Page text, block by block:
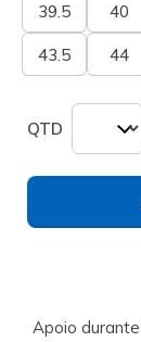
39.5 40
43.5 44
QTD
Apoio